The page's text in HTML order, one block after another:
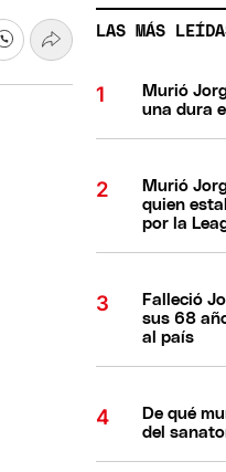
LAS MÁS
Murió
una dura
Murió
quien
por la
Falleció
sus 68
al país
De qué
del